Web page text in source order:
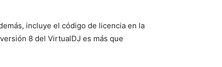
incluye el código de licencia en la
8 del VirtualDJ es más que